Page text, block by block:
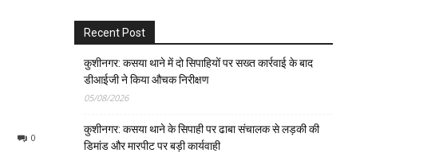
0
Recent Post
कुशीनगर: कसया थाने में दो सिपाहियों पर सख्त कार्रवाई के बाद
डीआईजी ने किया औचक निरीक्षण
05/08/2026
कुशीनगर: कसया थाने के सिपाही पर ढाबा संचालक से लड़की की
डिमांड और मारपीट पर बड़ी कार्यवाही